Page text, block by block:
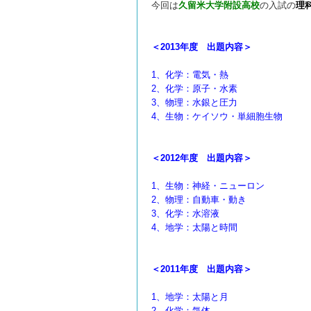
今回は久留米大学附設高校の入試の理
＜2013年度 出題内容＞
1、化学：電気・熱
2、化学：原子・水素
3、物理：水銀と圧力
4、生物：ケイソウ・単細胞生物
＜2012年度 出題内容＞
1、生物：神経・ニューロン
2、物理：自動車・動き
3、化学：水溶液
4、地学：太陽と時間
＜2011年度 出題内容＞
1、地学：太陽と月